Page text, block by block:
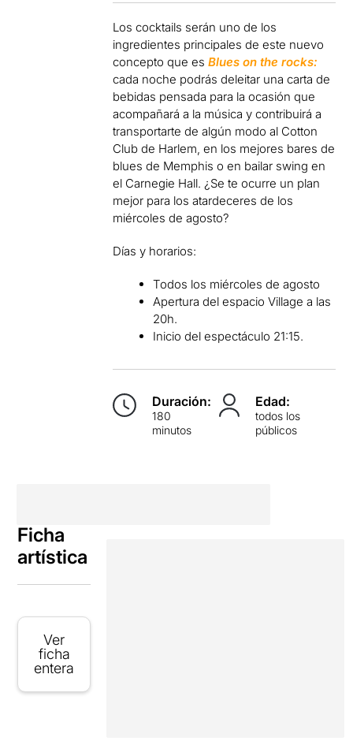
Los cocktails serán uno de los
ingredientes principales de este nuevo
concepto que es Blues on the rocks:
cada noche podrás deleitar una carta de
bebidas pensada para la ocasión que
acompañará a la música y contribuirá a
transportarte de algún modo al Cotton
Club de Harlem, en los mejores bares de
blues de Memphis o en bailar swing en
el Carnegie Hall. ¿Se te ocurre un plan
mejor para los atardeceres de los
miércoles de agosto?
Días y horarios:
Todos los miércoles de agosto
Apertura del espacio Village a las
20h.
Inicio del espectáculo 21:15.
Duración:
180
minutos
Edad:
todos los
públicos
Ficha
artística
Ver
ficha
entera